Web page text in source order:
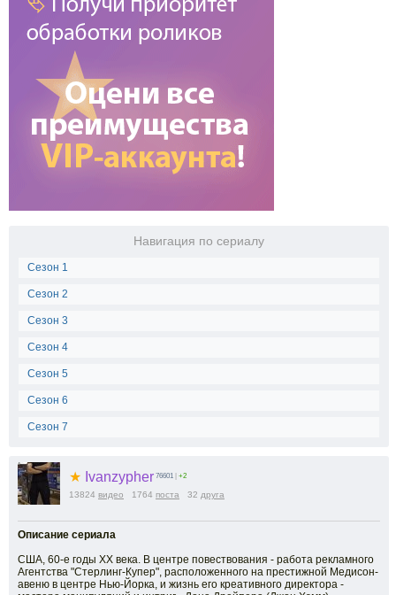
Навигация по сериалу
Сезон 1
Сезон 2
Сезон 3
Сезон 4
Сезон 5
Сезон 6
Сезон 7
★ Ivanzypher 76601 | +2
13824 видео 1764 поста 32 друга
Описание сериала
США, 60-е годы ХХ века. В центре повествования - работа рекламного
Агентства "Стерлинг-Купер", расположенного на престижной Медисон-
авеню в центре Нью-Йорка, и жизнь его креативного директора -